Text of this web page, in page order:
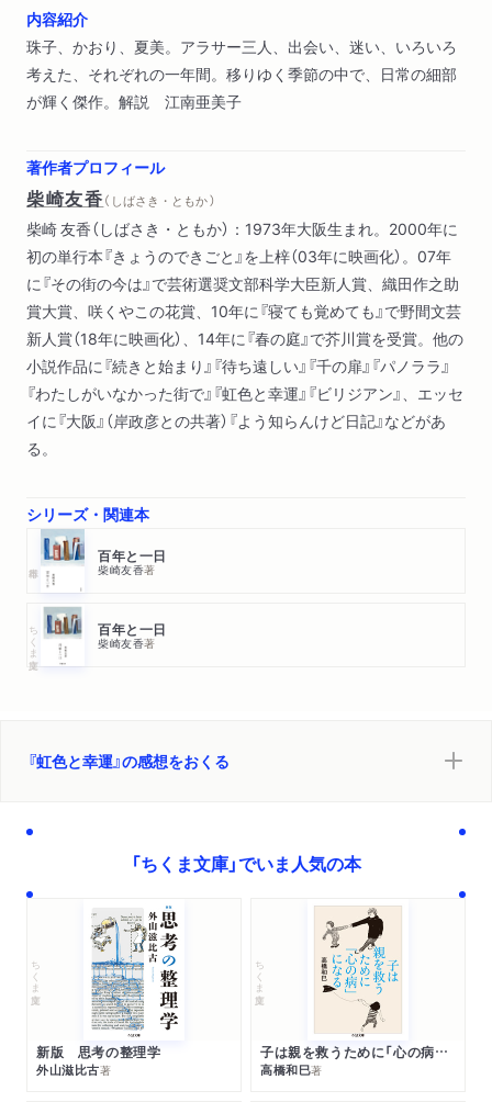
内容紹介
珠子、かおり、夏美。アラサー三人、出会い、迷い、いろいろ
考えた、それぞれの一年間。移りゆく季節の中で、日常の細部
が輝く傑作。解説 江南亜美子
著作者プロフィール
柴崎友香（ しばさき・ともか ）
柴崎 友香（しばさき・ともか）：1973年大阪生まれ。2000年に
初の単行本『きょうのできごと』を上梓（03年に映画化）。07年
に『その街の今は』で芸術選奨文部科学大臣新人賞、織田作之助
賞大賞、咲くやこの花賞、10年に『寝ても覚めても』で野間文芸
新人賞（18年に映画化）、14年に『春の庭』で芥川賞を受賞。他の
小説作品に『続きと始まり』『待ち遠しい』『千の扉』『パノララ』
『わたしがいなかった街で』『虹色と幸運』『ビリジアン』、エッセ
イに『大阪』（岸政彦との共著）『よう知らんけど日記』などがあ
る。
シリーズ・関連本
百年と一日
柴崎友香著
ちくま文庫 百年と一日
柴崎友香著
『虹色と幸運』の感想をおくる
「ちくま文庫」でいま人気の本
ちくま文庫
新版 思考の整理学
外山滋比古著
ちくま文庫
子は親を救うために「心の病」になる
高橋和巳著